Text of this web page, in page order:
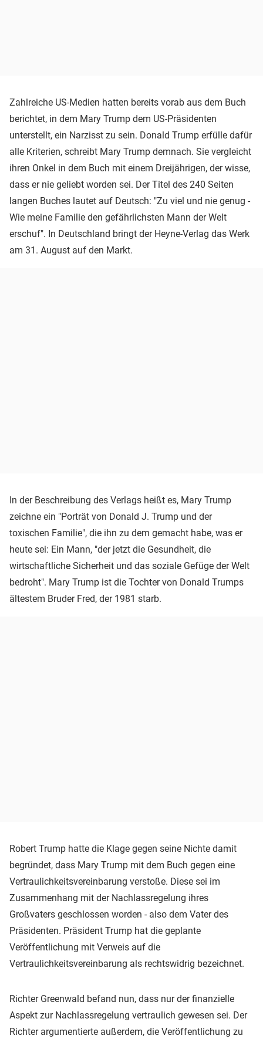
Zahlreiche US-Medien hatten bereits vorab aus dem Buch
berichtet, in dem Mary Trump dem US-Präsidenten
unterstellt, ein Narzisst zu sein. Donald Trump erfülle dafür
alle Kriterien, schreibt Mary Trump demnach. Sie vergleicht
ihren Onkel in dem Buch mit einem Dreijährigen, der wisse,
dass er nie geliebt worden sei. Der Titel des 240 Seiten
langen Buches lautet auf Deutsch: "Zu viel und nie genug -
Wie meine Familie den gefährlichsten Mann der Welt
erschuf". In Deutschland bringt der Heyne-Verlag das Werk
am 31. August auf den Markt.
In der Beschreibung des Verlags heißt es, Mary Trump
zeichne ein "Porträt von Donald J. Trump und der
toxischen Familie", die ihn zu dem gemacht habe, was er
heute sei: Ein Mann, "der jetzt die Gesundheit, die
wirtschaftliche Sicherheit und das soziale Gefüge der Welt
bedroht". Mary Trump ist die Tochter von Donald Trumps
ältestem Bruder Fred, der 1981 starb.
Robert Trump hatte die Klage gegen seine Nichte damit
begründet, dass Mary Trump mit dem Buch gegen eine
Vertraulichkeitsvereinbarung verstoße. Diese sei im
Zusammenhang mit der Nachlassregelung ihres
Großvaters geschlossen worden - also dem Vater des
Präsidenten. Präsident Trump hat die geplante
Veröffentlichung mit Verweis auf die
Vertraulichkeitsvereinbarung als rechtswidrig bezeichnet.
Richter Greenwald befand nun, dass nur der finanzielle
Aspekt zur Nachlassregelung vertraulich gewesen sei. Der
Richter argumentierte außerdem, die Veröffentlichung zu